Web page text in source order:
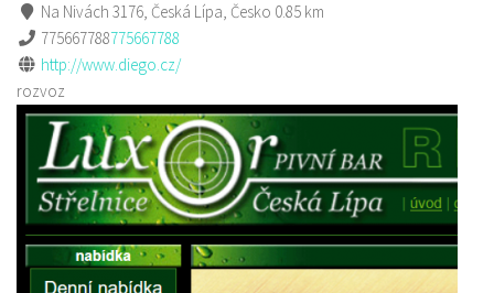
Na Nivách 3176, Česká Lípa, Česko 0.85 km
775667788775667788
http://www.diego.cz/
rozvoz